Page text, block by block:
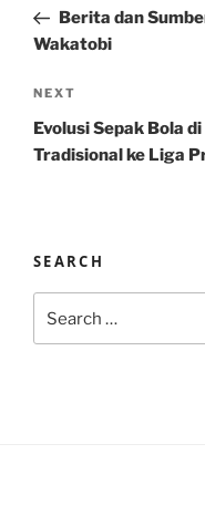
PostBerita dan
Wakatobi
Next
Post
NEXT
Evolusi Sepak Bola
Tradisional ke Liga
SEARCH
for: